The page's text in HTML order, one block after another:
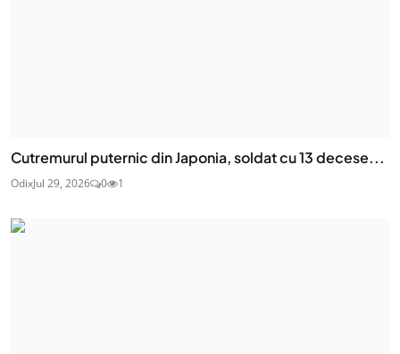
Cutremurul puternic din Japonia, soldat cu 13 decese...
OdixJul 29, 2026 0 1